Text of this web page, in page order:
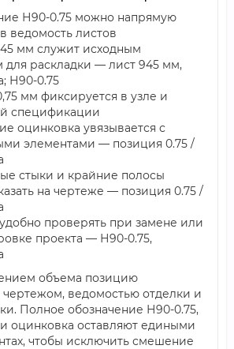
Н90-0.75 можно напрямую
ведомость листов
мм служит исходным
для раскладки — лист 945 мм,
Н90-0.75
мм фиксируется в узле и
спецификации
оцинковка увязывается с
элементами — позиция 0.75 /
стыки и крайние полосы
на чертеже — позиция 0.75 /
проверять при замене или
проекта — Н90-0.75,
объема позицию
чертежом, ведомостью отделки и
Полное обозначение Н90-0.75,
оцинковка оставляют едиными
чтобы исключить смешение